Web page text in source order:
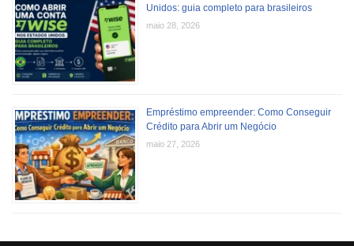
Unidos: guia completo para brasileiros
maio 28, 2026
Empréstimo empreender: Como Conseguir
Crédito para Abrir um Negócio
maio 27, 2026